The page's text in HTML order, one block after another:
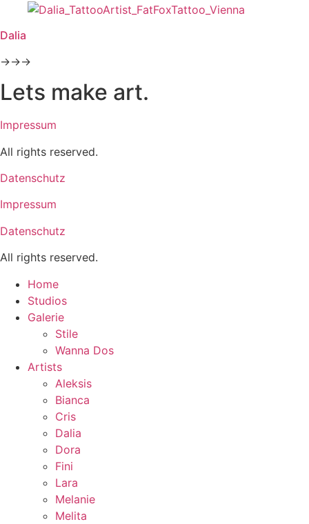
Dalia
→→→
Lets make art.
Impressum
All rights reserved.
Datenschutz
Impressum
Datenschutz
All rights reserved.
Home
Studios
Galerie
Stile
Wanna Dos
Artists
Aleksis
Bianca
Cris
Dalia
Dora
Fini
Lara
Melanie
Melita